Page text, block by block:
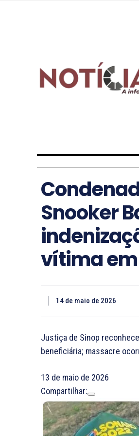
Snooker
vítima em
14 de maio de 2026
Justiça de Sinop
beneficiária; massacre
13 de maio de 2026
Compartilhar: